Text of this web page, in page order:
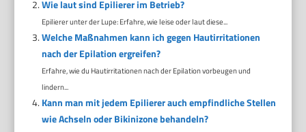
Wie laut sind Epilierer im Betrieb?
Epilierer unter der Lupe: Erfahre, wie leise oder laut diese...
Welche Maßnahmen kann ich gegen Hautirritationen
nach der Epilation ergreifen?
Erfahre, wie du Hautirritationen nach der Epilation vorbeugen und
lindern...
Kann man mit jedem Epilierer auch empfindliche Stellen
wie Achseln oder Bikinizone behandeln?